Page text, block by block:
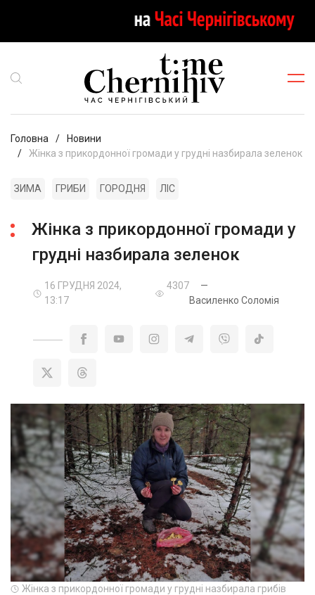
Головна
Новини
Жінка з прикордонної громади у грудні назбирала зеленок
ЗИМА ГРИБИ ГОРОДНЯ ЛІС
Жінка з прикордонної громади у
грудні назбирала зеленок
16 ГРУДНЯ 2024,
13:17
4307
—
Василенко Соломія
Жінка з прикордонної громади у грудні назбирала грибів